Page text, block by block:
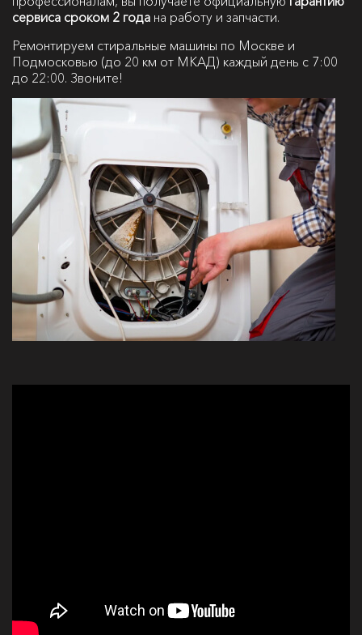
сервиса сроком 2 года на работу и запчасти.
Ремонтируем стиральные машины по Москве и
Подмосковью (до 20 км от МКАД) каждый день с 7:00
до 22:00. Звоните!